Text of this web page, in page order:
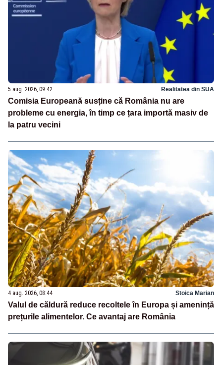
5 aug. 2026, 09:42 Realitatea din SUA
Comisia Europeană susține că România nu are
probleme cu energia, în timp ce țara importă masiv de
la patru vecini
4 aug. 2026, 08:44 Stoica Marian
Valul de căldură reduce recoltele în Europa și amenință
prețurile alimentelor. Ce avantaj are România